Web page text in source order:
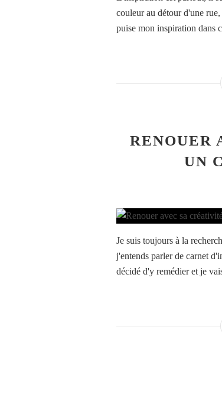
couleur au détour d'une
puise mon inspiration dans
RENOUER
UN
Je suis toujours à la
j'entends parler de carnet
décidé d'y remédier et je